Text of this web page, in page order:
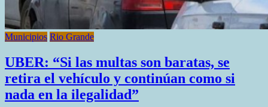
Municipios Rio Grande
UBER: “Si las multas son baratas, se
retira el vehículo y continúan como si
nada en la ilegalidad”